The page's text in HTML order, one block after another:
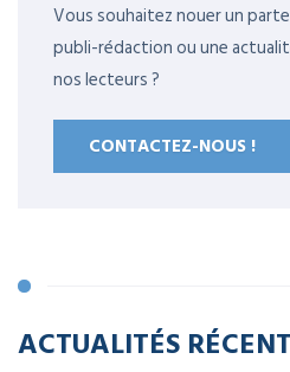
Vous souhaitez nouer un
publi-rédaction ou une
nos lecteurs ?
CONTACTEZ-NOUS !
ACTUALITÉS